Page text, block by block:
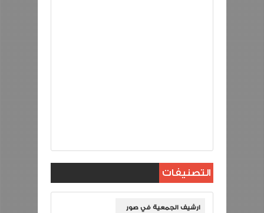
التصنيفات
ارشيف الجمعية في صور